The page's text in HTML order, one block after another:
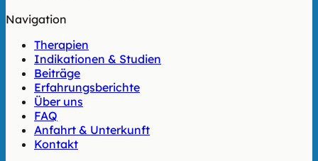
Navigation
Therapien
Indikationen & Studien
Beiträge
Erfahrungsberichte
Über uns
FAQ
Anfahrt & Unterkunft
Kontakt